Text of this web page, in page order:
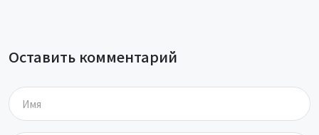
Оставить комментарий